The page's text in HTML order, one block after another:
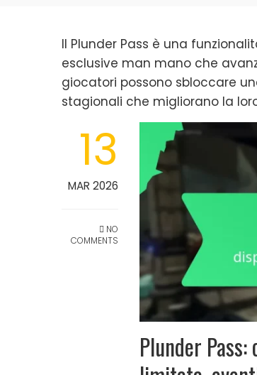
Il Plunder Pass è una
esclusive man mano che
giocatori possono sbloccare
stagionali che migliorano la
13
MAR 2026
NO
COMMENTS
Plunder